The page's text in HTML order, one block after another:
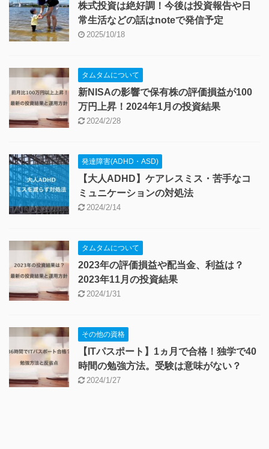
株式投資は絶好調！今後は投資報告や日
常生活などの話はnoteで発信予定
2025/10/18
タムタムについて
新NISAの影響で保有株の評価損益が100
万円上昇！2024年1月の投資結果
2024/2/28
発達障害(ADHD・ASD)
【大人ADHD】ケアレスミス・苦手なコ
ミュニケーションの対処法
2024/2/14
タムタムについて
2023年の評価損益や配当金、利益は？
2023年11月の投資結果
2024/1/31
その他の資格
【ITパスポート】1ヵ月で合格！独学で40
時間の勉強方法。受験は意味がない？
2024/1/27